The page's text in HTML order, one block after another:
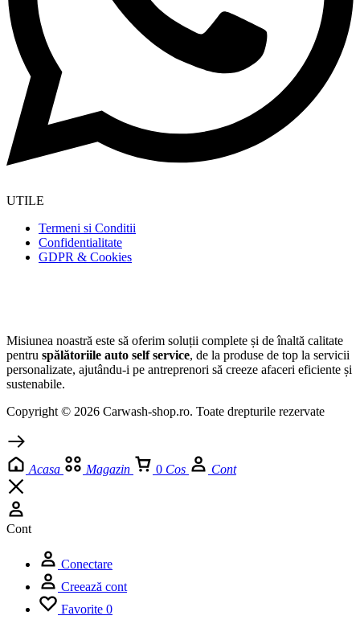
UTILE
Termeni si Conditii
Confidentialitate
GDPR & Cookies
Misiunea noastră este să oferim soluții complete și de înaltă calitate
pentru spălătoriile auto self service, de la produse de top la servicii
personalizate, ajutându-i pe antreprenori să creeze afaceri eficiente și
sustenabile.
Copyright © 2026 Carwash-shop.ro. Toate drepturile rezervate
Acasa Magazin 0 Cos Cont
Cont
Conectare
Creează cont
Favorite 0